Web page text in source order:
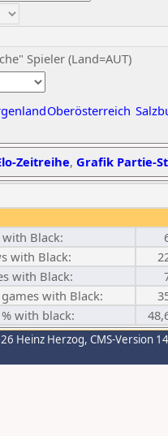
Spieler (Land=AUT)
Oberösterreich
Zeitreihe, Grafik Partie-
Black:
with Black:
with Black:
with Black:
with black:
Heinz Herzog, CMS-Version